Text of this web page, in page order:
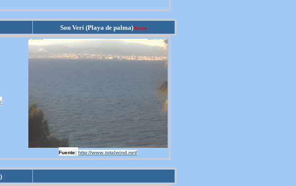
Son Verí (Playa de palma)Nueva
Fuente: http://www.totalwind.net/